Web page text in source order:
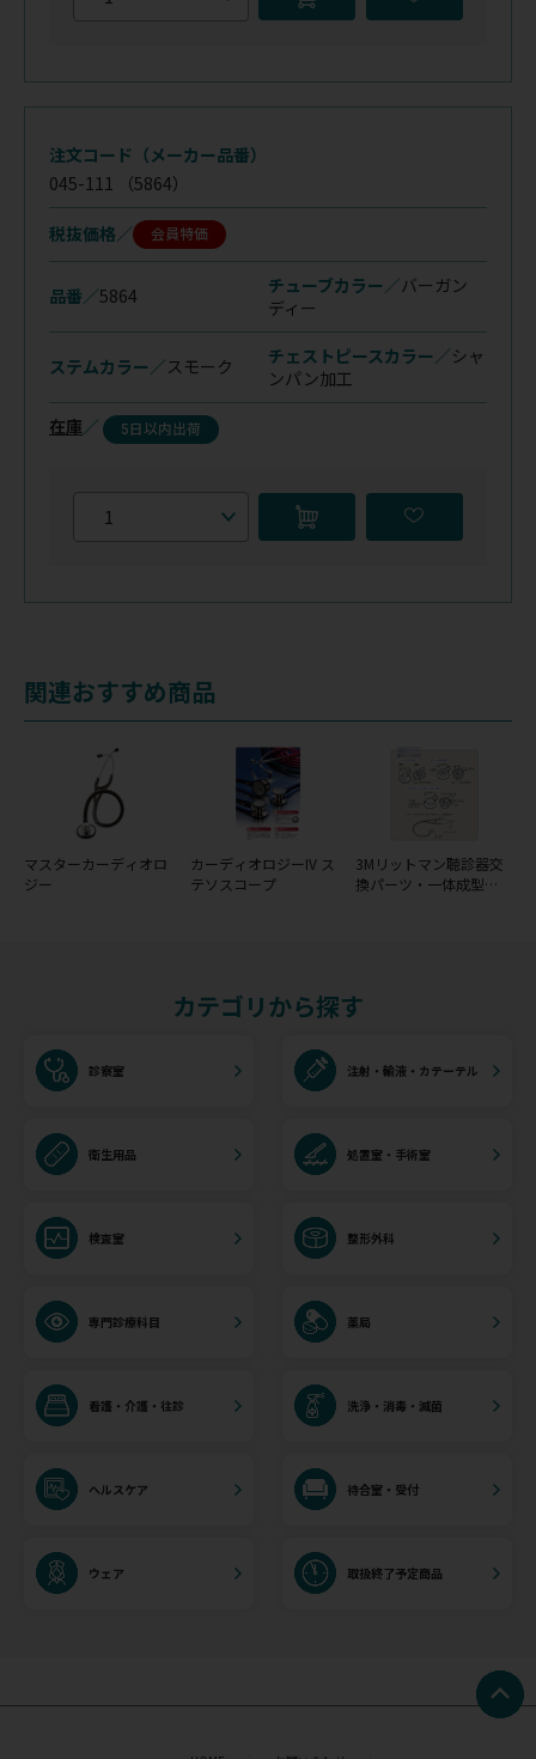
注文コード（メーカー品番）
045-111
（5864）
税抜価格 会員特価
品番／5864 チューブカラー／バーガン
ディー
ステムカラー／ スモーク チェストピースカラー／シャ
ンパン加工
在庫／ 5日以内出荷
関連おすすめ商品
マスターカーディオロ
ジー
カーディオロジーIV ス
テソスコープ
3Mリットマン聴診器交
換パーツ・一体成型ダ
カテゴリから探す
診察室 注射・輸液・カテーテル
衛生用品 処置室・手術室
検査室 整形外科
専門診療科目 薬局
看護・介護・往診 洗浄・消毒・滅菌
ヘルスケア 待合室・受付
ウェア 取扱終了予定商品